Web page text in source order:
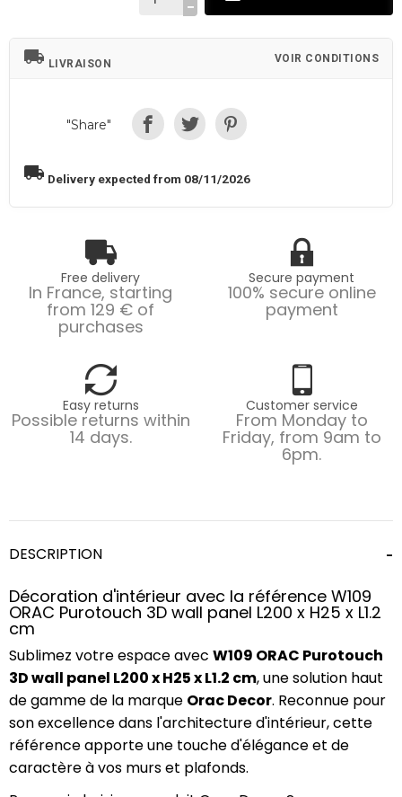
local_shipping LIVRAISON VOIR CONDITIONS
"Share"
local_shipping Delivery expected from 08/11/2026
Free delivery
In France, starting
from 129 € of
purchases
Secure payment
100% secure online
payment
Easy returns
Possible returns within
14 days.
Customer service
From Monday to
Friday, from 9am to
6pm.
DESCRIPTION
Décoration d'intérieur avec la référence W109
ORAC Purotouch 3D wall panel L200 x H25 x L1.2
cm
Sublimez votre espace avec W109 ORAC Purotouch
3D wall panel L200 x H25 x L1.2 cm, une solution haut
de gamme de la marque Orac Decor. Reconnue pour
son excellence dans l'architecture d'intérieur, cette
référence apporte une touche d'élégance et de
caractère à vos murs et plafonds.